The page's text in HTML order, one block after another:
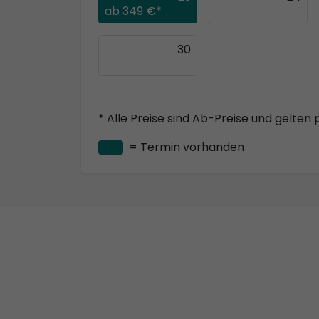
ab 349 €*
30
* Alle Preise sind Ab-Preise und gelten
= Termin vorhanden